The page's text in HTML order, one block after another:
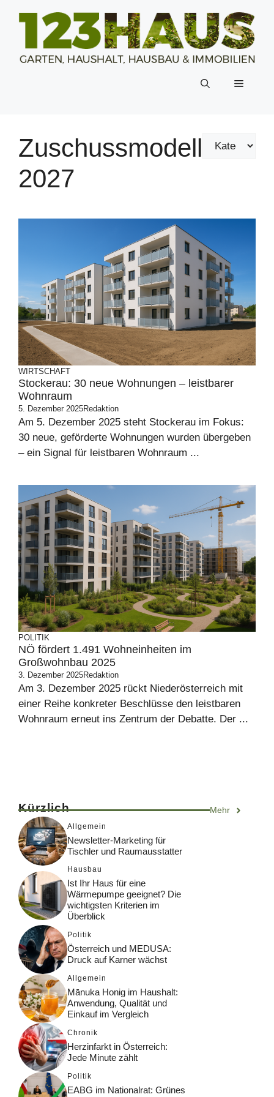
Inhalt
Menü
Zuschussmodell
2027
WIRTSCHAFT
Stockerau: 30 neue Wohnungen – leistbarer
Wohnraum
5. Dezember 2025Redaktion
Am 5. Dezember 2025 steht Stockerau im Fokus:
30 neue, geförderte Wohnungen wurden übergeben
– ein Signal für leistbaren Wohnraum ...
POLITIK
NÖ fördert 1.491 Wohneinheiten im
Großwohnbau 2025
3. Dezember 2025Redaktion
Am 3. Dezember 2025 rückt Niederösterreich mit
einer Reihe konkreter Beschlüsse den leistbaren
Wohnraum erneut ins Zentrum der Debatte. Der ...
Kürzlich Mehr
Allgemein
Newsletter-Marketing für
Tischler und Raumausstatter
Hausbau
Ist Ihr Haus für eine
Wärmepumpe geeignet? Die
wichtigsten Kriterien im
Überblick
Politik
Österreich und MEDUSA:
Druck auf Karner wächst
Allgemein
Mānuka Honig im Haushalt:
Anwendung, Qualität und
Einkauf im Vergleich
Chronik
Herzinfarkt in Österreich:
Jede Minute zählt
Politik
EABG im Nationalrat: Grünes